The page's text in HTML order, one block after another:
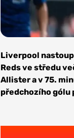
Depositphotos
Liverpool
Reds ve středu
Allister a v 75.
předchozího gólu